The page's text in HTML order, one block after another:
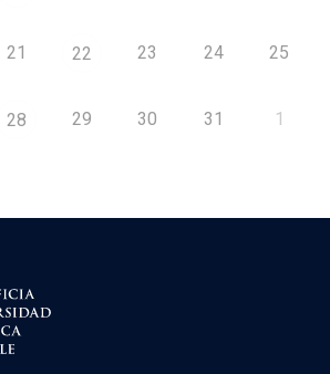
21 22 23 24 25
28 29 30 31 1